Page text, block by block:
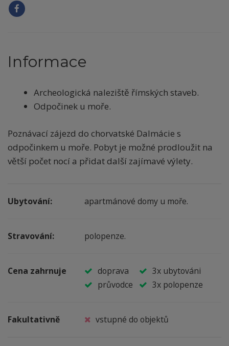
Informace
Archeologická naleziště římských staveb.
Odpočinek u moře.
Poznávací zájezd do chorvatské Dalmácie s
odpočinkem u moře. Pobyt je možné prodloužit na
větší počet nocí a přidat další zajímavé výlety.
Ubytování: apartmánové domy u moře.
Stravování: polopenze.
Cena zahrnuje doprava
3x ubytováni
průvodce
3x polopenze
Fakultativně vstupné do objektů